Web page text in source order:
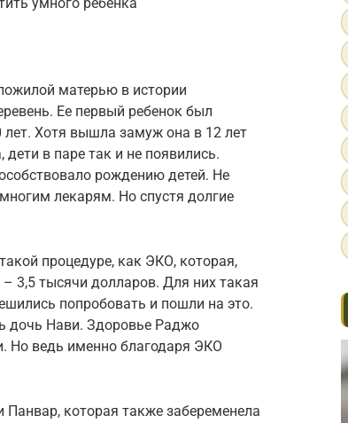
матерью в истории
Ее первый ребенок был
Хотя вышла замуж она в 12 лет
в паре так и не появились.
рождению детей. Не
лекарям. Но спустя долгие
процедуре, как ЭКО, которая,
3,5 тысячи долларов. Для них такая
попробовать и пошли на это.
дочь Нави. Здоровье Раджо
Но ведь именно благодаря ЭКО
которая также забеременела